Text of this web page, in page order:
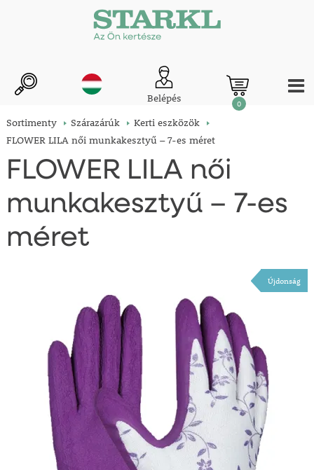
Belépés 0
Sortimenty Szárazárúk
Kerti eszközök
FLOWER LILA női munkakesztyű – 7-es méret
FLOWER LILA női
munkakesztyű – 7-es
méret
Újdonság